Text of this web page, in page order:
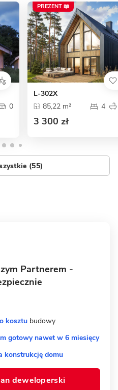
0
PREZENT 📖
L-302X
85,22 m²
4
3 300 zł
(55)
Partnerem -
kosztu budowy
gotowy nawet w 6 miesięcy
konstrukcję domu
deweloperski